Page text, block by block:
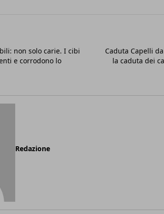
non solo carie. I cibi
e corrodono lo
Caduta Capelli
la caduta dei
Redazione